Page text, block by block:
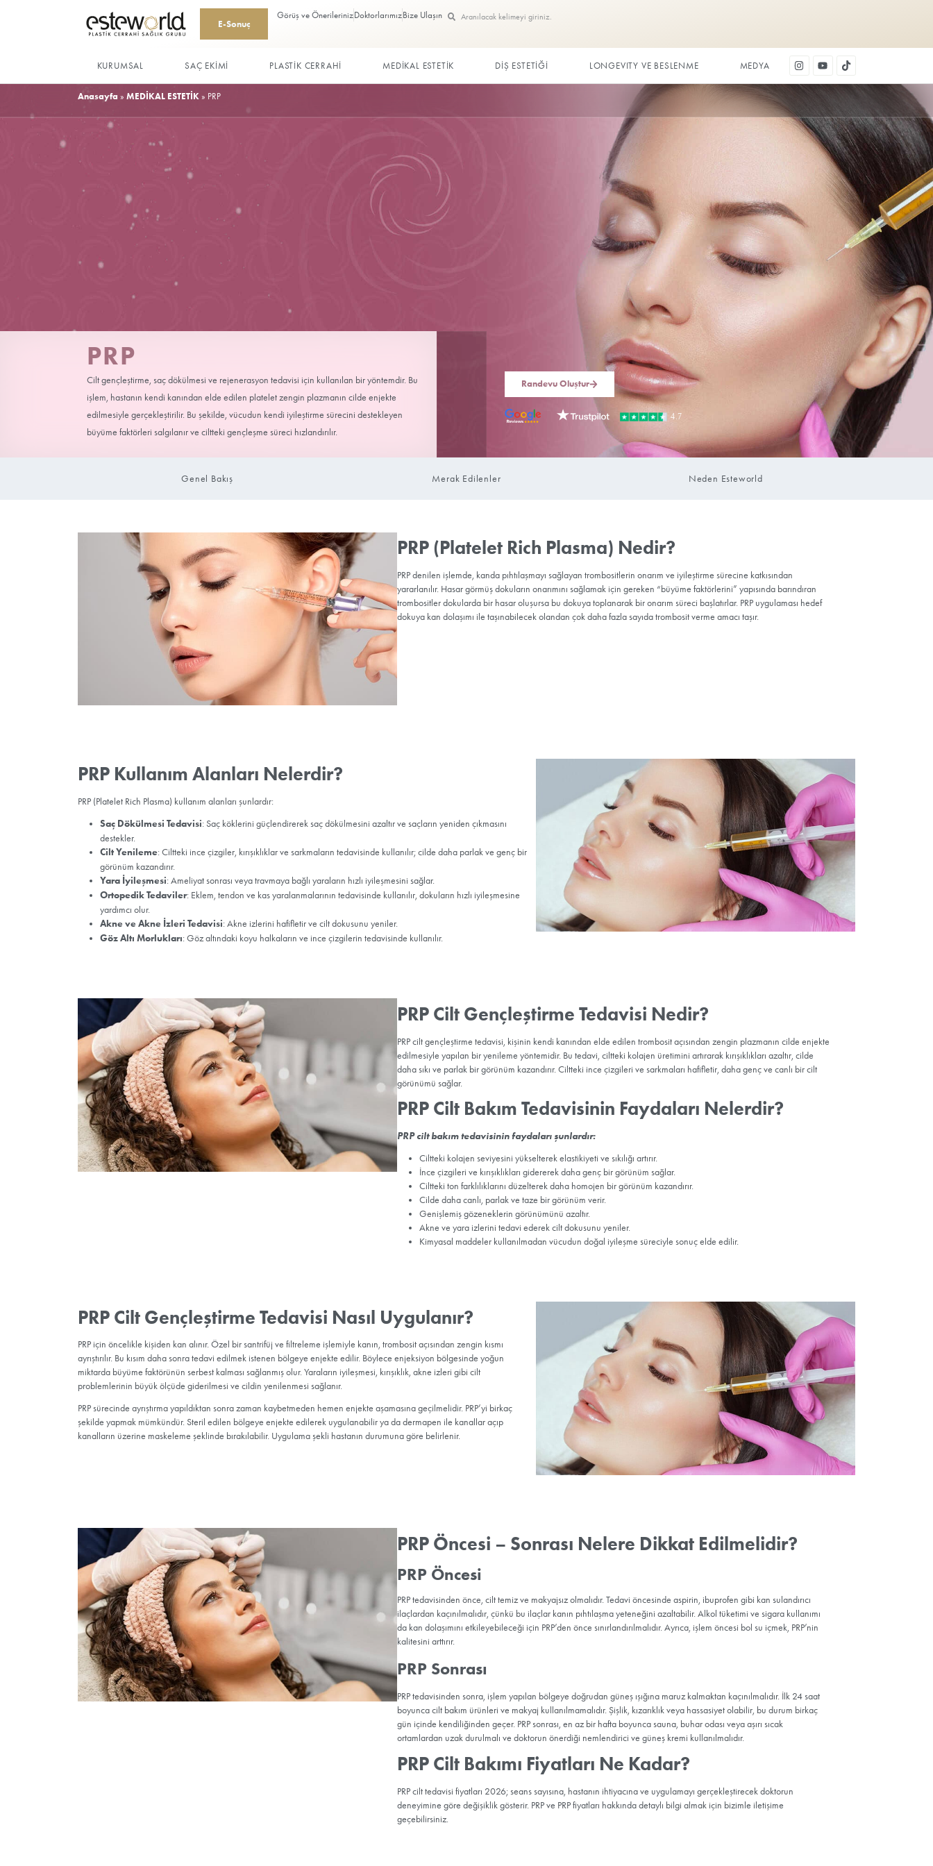
Görüş ve Önerileriniz DoktorlarımızBize Ulaşın
KURUMSAL SAÇ EKİMİ PLASTİK CERRAHİ MEDİKAL ESTETİK DİŞ ESTETİĞİ LONGEVITY VE BESLENME
Anasayfa»MEDİKAL ESTETİK»PRP
PRP
Cilt gençleştirme, saç dökülmesi ve rejenerasyon tedavisi için kullanılan bir yöntemdir. Bu
büyüme faktörleri salgılanır ve ciltteki gençleşme süreci hızlandırılır.
Randevu Oluştur
Genel Bakış Merak Edilenler
dokuya kan dolaşımı ile taşınabilecek olandan çok daha fazla sayıda trombosit verme amacı
PRP (Platelet Rich Plasma) kullanım alanları şunlardır:
Saç Dökülmesi Tedavisi: Saç köklerini güçlendirerek saç dökülmesini azaltır ve saçların yeniden çıkmasını
destekler.
Cilt Yenileme: Ciltteki ince çizgiler, kırışıklıklar ve sarkmaların tedavisinde kullanılır; cilde daha parlak ve genç bir
görünüm kazandırır.
Yara İyileşmesi: Ameliyat sonrası veya travmaya bağlı yaraların hızlı iyileşmesini sağlar.
Ortopedik Tedaviler
: Eklem, tendon ve kas yaralanmalarının tedavisinde kullanılır, dokuların hızlı iyileşmesine
yardımcı olur.
Akne ve Akne İzleri Tedavisi: Akne izlerini hafifletir ve cilt dokusunu yeniler.
Göz Altı Morlukları: Göz altındaki koyu halkaların ve ince çizgilerin tedavisinde kullanılır.
PRP cilt gençleştirme tedavisi, kişinin kendi kanından elde edilen trombosit açısından zengin
edilmesiyle yapılan bir yenileme yöntemidir. Bu tedavi, ciltteki kolajen üretimini artırarak
daha sıkı ve parlak bir görünüm kazandırır. Ciltteki ince çizgileri ve sarkmaları hafifletir, daha
görünümü sağlar.
PRP Cilt Bakım Tedavisinin Faydaları
PRP cilt bakım tedavisinin faydaları şunlardır:
Ciltteki kolajen seviyesini yükselterek elastikiyeti ve sıkılığı artırır.
İnce çizgileri ve kırışıklıkları gidererek daha genç bir görünüm sağlar.
Akne ve yara izlerini tedavi ederek cilt dokusunu yeniler.
Kimyasal maddeler kullanılmadan vücudun doğal iyileşme süreciyle sonuç elde edilir.
PRP Cilt Gençleştirme Tedavisi Nasıl Uygulanır?
PRP için öncelikle kişiden kan alınır. Özel bir santrifüj ve filtreleme işlemiyle kanın, trombosit açısından zengin kısmı
ayrıştırılır. Bu kısım daha sonra tedavi edilmek istenen bölgeye enjekte edilir. Böylece enjeksiyon bölgesinde yoğun
miktarda büyüme faktörünün serbest kalması sağlanmış olur. Yaraların iyileşmesi, kırışıklık, akne izleri gibi cilt
problemlerinin büyük ölçüde giderilmesi ve cildin yenilenmesi sağlanır.
PRP sürecinde ayrıştırma yapıldıktan sonra zaman kaybetmeden hemen enjekte aşamasına geçilmelidir. PRP’yi birkaç
şekilde yapmak mümkündür. Steril edilen bölgeye enjekte edilerek uygulanabilir ya da dermapen ile kanallar açıp
kanalların üzerine maskeleme şeklinde bırakılabilir. Uygulama şekli hastanın durumuna göre belirlenir.